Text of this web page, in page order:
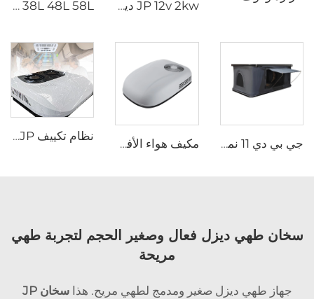
JP 12v 2kw ديزل هواء محطة وقوف السيارات المدفئة لمختلف السيارات مع تحكم LED في فصل الشتاء JP 38L 48L 58L البطارية المحمولة تعمل بالبطارية ثلاجة صغيرة ثلاجة سيارة مجمد مع محول التيار المتردد للاستخدام المنزلي للتخييم DC 12v/24V
جي بي دي 11 نمط جديد سقف العرش الألومنيوم الصلب القشرة المثلثية القشرة المفصلية سيارة سقف العرش مكيف هواء الأفضل مبيعًا لوقوف السيارات، مكيف هواء مثبت على السقف بجهد 115 فولت للشاحنات، مكيف هواء ومبرد بتردد 60 هرتز
نظام تكييف JP بجهد 24 فولت تيار متردد على سطح الشاحنات، مكيف هواء كهربائي 12 فولت للشاحنات
سخان طهي ديزل فعال وصغير الحجم لتجربة طهي
مريحة
جهاز طهي ديزل صغير ومدمج لطهي مريح. هذا سخان JP